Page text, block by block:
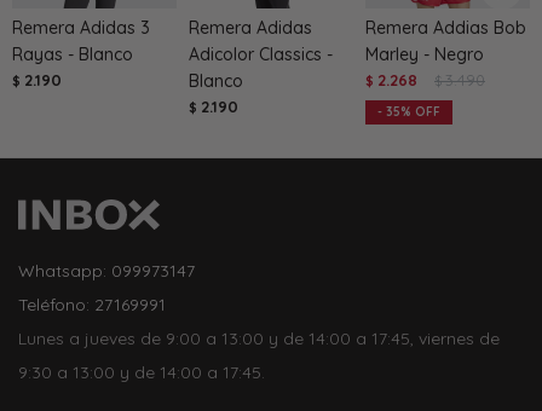
Remera Adidas 3
Rayas - Blanco
$ 2.190
Remera Adidas
Adicolor Classics -
Blanco
$ 2.190
Remera Addias Bob
Marley - Negro
$ 2.268 $ 3.490
35
Whatsapp: 099973147
Teléfono: 27169991
Lunes a jueves de 9:00 a 13:00 y de 14:00 a 17:45, viernes de
9:30 a 13:00 y de 14:00 a 17:45.